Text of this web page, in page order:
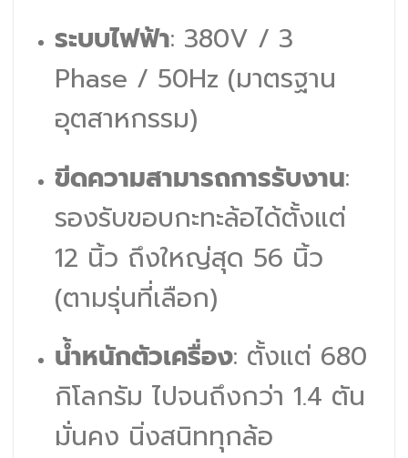
ระบบไฟฟ้า: 380V / 3
Phase / 50Hz (มาตรฐาน
อุตสาหกรรม)
ขีดความสามารถการรับงาน:
รองรับขอบกะทะล้อได้ตั้งแต่
12 นิ้ว ถึงใหญ่สุด 56 นิ้ว
(ตามรุ่นที่เลือก)
น้ำหนักตัวเครื่อง: ตั้งแต่ 680
กิโลกรัม ไปจนถึงกว่า 1.4 ตัน
มั่นคง นิ่งสนิททุกล้อ